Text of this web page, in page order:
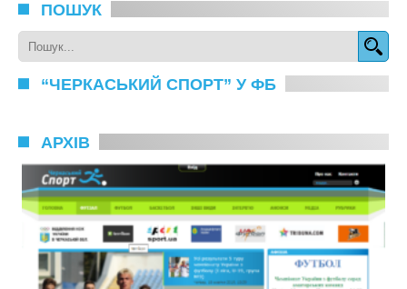
ПОШУК
“ЧЕРКАСЬКИЙ СПОРТ” У ФБ
АРХІВ